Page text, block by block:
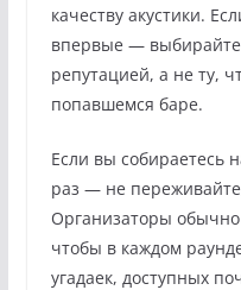
качеству акустики.
впервые — выбирайте
репутацией, а не ту,
попавшемся баре.
Если вы собираетесь
раз — не
Организаторы
чтобы в каждом
угадаек, доступных